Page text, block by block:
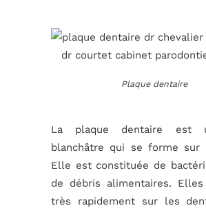
Plaque dentaire
La plaque dentaire est
blanchâtre qui se forme sur
Elle est constituée de
de débris alimentaires.
très rapidement sur les